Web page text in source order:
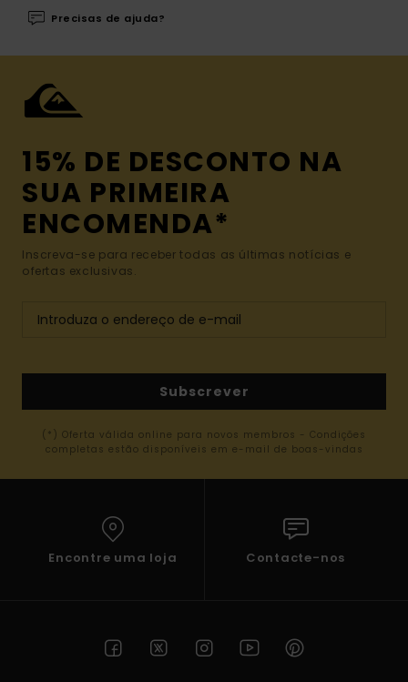
Precisas de ajuda?
15% DE DESCONTO NA
SUA PRIMEIRA
ENCOMENDA*
Inscreva-se para receber todas as últimas notícias e
ofertas exclusivas.
Subscrever
(*) Oferta válida online para novos membros - Condições
completas estão disponíveis em e-mail de boas-vindas
Encontre uma loja Contacte-nos